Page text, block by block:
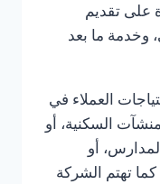
على تقديم
وخدمة ما بعد
العملاء في
السكنية، أو
أو
كما تهتم الشركة